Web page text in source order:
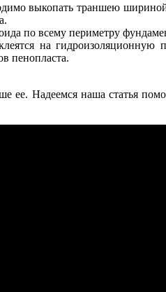
выкопать траншею
по всему периметру
на гидроизоляционную
пенопласта.
Надеемся наша статья